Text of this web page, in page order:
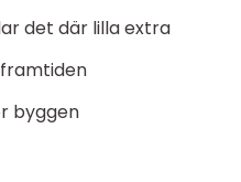
det där lilla extra
byggen